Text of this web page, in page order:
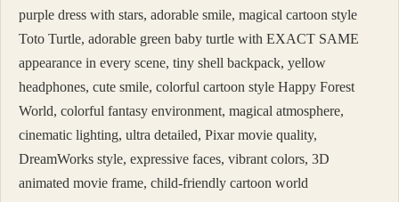
purple dress with stars, adorable smile, magical cartoon style
Toto Turtle, adorable green baby turtle with EXACT SAME
appearance in every scene, tiny shell backpack, yellow
headphones, cute smile, colorful cartoon style Happy Forest
World, colorful fantasy environment, magical atmosphere,
cinematic lighting, ultra detailed, Pixar movie quality,
DreamWorks style, expressive faces, vibrant colors, 3D
animated movie frame, child-friendly cartoon world